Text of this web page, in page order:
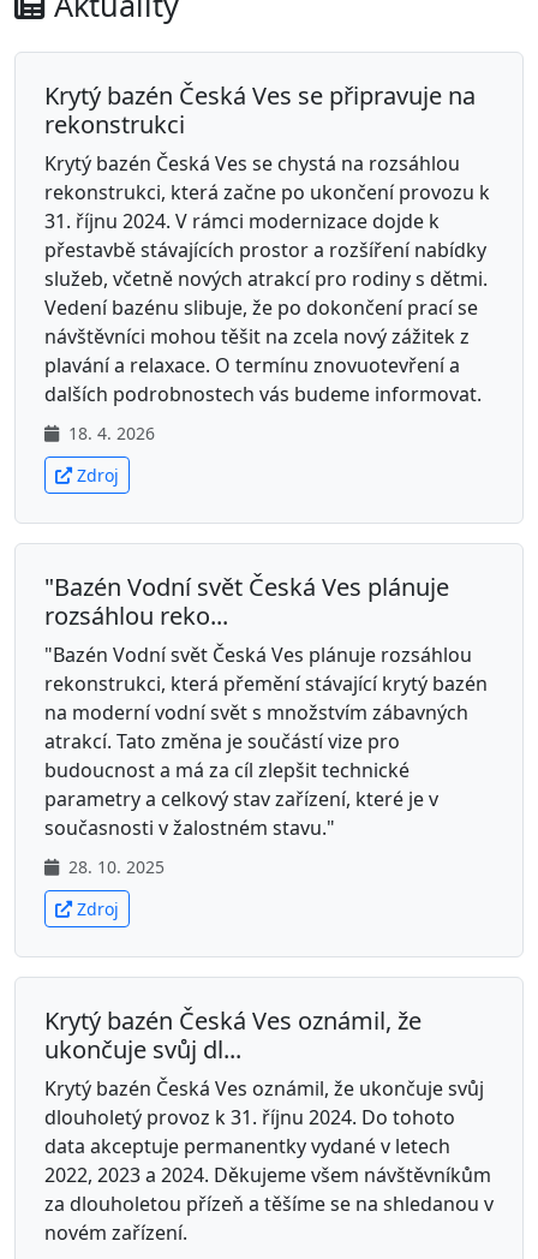
Krytý bazén Česká Ves se připravuje na
rekonstrukci
Krytý bazén Česká Ves se chystá na rozsáhlou
rekonstrukci, která začne po ukončení provozu k
31. říjnu 2024. V rámci modernizace dojde k
přestavbě stávajících prostor a rozšíření nabídky
služeb, včetně nových atrakcí pro rodiny s dětmi.
Vedení bazénu slibuje, že po dokončení prací se
návštěvníci mohou těšit na zcela nový zážitek z
plavání a relaxace. O termínu znovuotevření a
dalších podrobnostech vás budeme informovat.
18. 4. 2026
Zdroj
"Bazén Vodní svět Česká Ves plánuje
rozsáhlou reko...
"Bazén Vodní svět Česká Ves plánuje rozsáhlou
rekonstrukci, která přemění stávající krytý bazén
na moderní vodní svět s množstvím zábavných
atrakcí. Tato změna je součástí vize pro
budoucnost a má za cíl zlepšit technické
parametry a celkový stav zařízení, které je v
současnosti v žalostném stavu."
28. 10. 2025
Zdroj
Krytý bazén Česká Ves oznámil, že
ukončuje svůj dl...
Krytý bazén Česká Ves oznámil, že ukončuje svůj
dlouholetý provoz k 31. říjnu 2024. Do tohoto
data akceptuje permanentky vydané v letech
2022, 2023 a 2024. Děkujeme všem návštěvníkům
za dlouholetou přízeň a těšíme se na shledanou v
novém zařízení.